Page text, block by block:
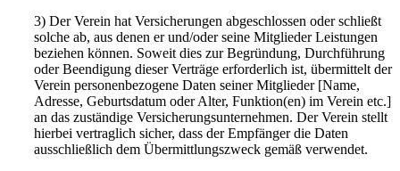
3) Der Verein hat Versicherungen abgeschlossen oder schließt
solche ab, aus denen er und/oder seine Mitglieder Leistungen
beziehen können. Soweit dies zur Begründung, Durchführung
oder Beendigung dieser Verträge erforderlich ist, übermittelt der
Verein personenbezogene Daten seiner Mitglieder [Name,
Adresse, Geburtsdatum oder Alter, Funktion(en) im Verein etc.]
an das zuständige Versicherungsunternehmen. Der Verein stellt
hierbei vertraglich sicher, dass der Empfänger die Daten
ausschließlich dem Übermittlungszweck gemäß verwendet.